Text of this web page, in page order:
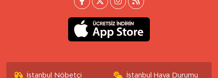
İstanbul Nöbetçi
İstanbul Hava Durumu